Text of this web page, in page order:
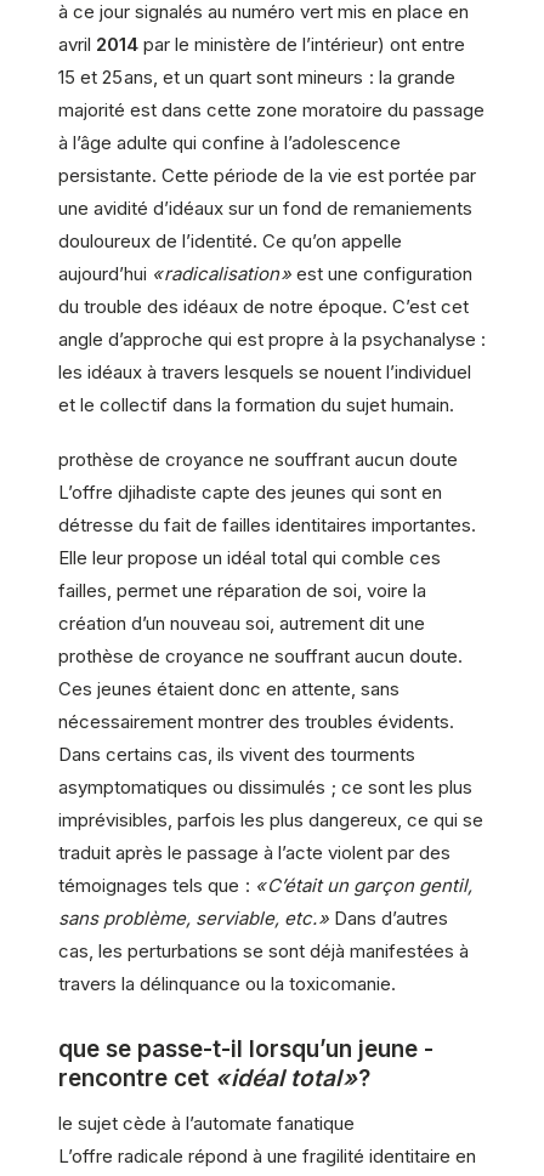
à ce jour signalés au numéro vert mis en place en
avril 2014 par le ministère de l’intérieur) ont entre
15 et 25 ans, et un quart sont mineurs : la grande
majorité est dans cette zone moratoire du passage
à l’âge adulte qui confine à l’adolescence
persistante. Cette période de la vie est portée par
une avidité d’idéaux sur un fond de remaniements
douloureux de l’identité. Ce qu’on appelle
aujourd’hui « radicalisation » est une configuration
du trouble des idéaux de notre époque. C’est cet
angle d’approche qui est propre à la psychanalyse :
les idéaux à travers lesquels se nouent l’individuel
et le collectif dans la formation du ­sujet humain.
prothèse de croyance ne souffrant aucun doute
L’offre djihadiste capte des jeunes qui sont en
détresse du fait de failles identitaires importantes.
Elle leur propose un idéal total qui comble ces
failles, permet une réparation de soi, voire la
création d’un nouveau soi, autrement dit une
prothèse de croyance ne souffrant aucun doute.
Ces jeunes étaient donc en attente, sans
nécessairement montrer des troubles évidents.
Dans certains cas, ils vivent des tourments
asymptomatiques ou dissimulés ; ce sont les plus
imprévisibles, parfois les plus dangereux, ce qui se
traduit après le passage à l’acte violent par des
témoignages tels que : « C’était un garçon gentil,
sans problème, serviable, etc. » Dans d’autres
cas, les perturbations se sont déjà manifestées à
travers la délinquance ou la toxicomanie.
que se passe-t-il lorsqu’un jeune ­
rencontre cet « idéal total »?
le sujet cède à l’automate fanatique
L’offre radicale répond à une fragilité identitaire en